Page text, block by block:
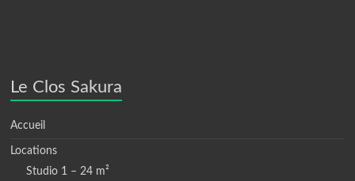
Le Clos Sakura
Accueil
Locations
Studio 1 – 24 m²